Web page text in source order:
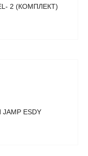
2 (КОМПЛЕКТ)
ESDY